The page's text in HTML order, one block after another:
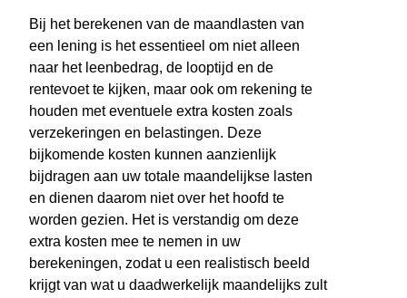
Bij het berekenen van de maandlasten van
een lening is het essentieel om niet alleen
naar het leenbedrag, de looptijd en de
rentevoet te kijken, maar ook om rekening te
houden met eventuele extra kosten zoals
verzekeringen en belastingen. Deze
bijkomende kosten kunnen aanzienlijk
bijdragen aan uw totale maandelijkse lasten
en dienen daarom niet over het hoofd te
worden gezien. Het is verstandig om deze
extra kosten mee te nemen in uw
berekeningen, zodat u een realistisch beeld
krijgt van wat u daadwerkelijk maandelijks zult